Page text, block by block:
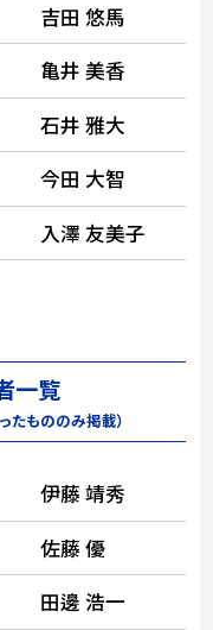
吉田 悠馬
亀井 美香
石井 雅大
今田 大智
入澤 友美子
一覧
たもののみ掲載）
伊藤 靖秀
佐藤 優
田邊 浩一